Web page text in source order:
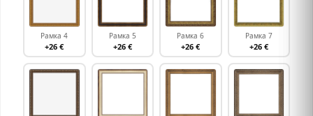
Рамка 4
+26 €
Рамка 5
+26 €
Рамка 6
+26 €
Рамка 7
+26 €